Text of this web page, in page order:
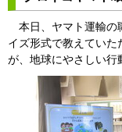
本日、ヤマト運輸の
イズ形式で教えてい
が、地球にやさしい⾏